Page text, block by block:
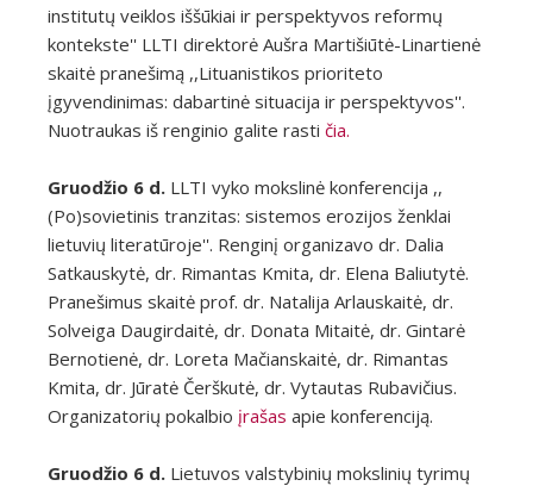
institutų veiklos iššūkiai ir perspektyvos reformų
kontekste'' LLTI direktorė Aušra Martišiūtė-Linartienė
skaitė pranešimą ,,Lituanistikos prioriteto
įgyvendinimas: dabartinė situacija ir perspektyvos''.
Nuotraukas iš renginio galite rasti čia.
Gruodžio 6 d. LLTI vyko mokslinė konferencija ,,
(Po)sovietinis tranzitas: sistemos erozijos ženklai
lietuvių literatūroje''. Renginį organizavo dr. Dalia
Satkauskytė, dr. Rimantas Kmita, dr. Elena Baliutytė.
Pranešimus skaitė prof. dr. Natalija Arlauskaitė, dr.
Solveiga Daugirdaitė, dr. Donata Mitaitė, dr. Gintarė
Bernotienė, dr. Loreta Mačianskaitė, dr. Rimantas
Kmita, dr. Jūratė Čerškutė, dr. Vytautas Rubavičius.
Organizatorių pokalbio įrašas apie konferenciją.
Gruodžio 6 d. Lietuvos valstybinių mokslinių tyrimų